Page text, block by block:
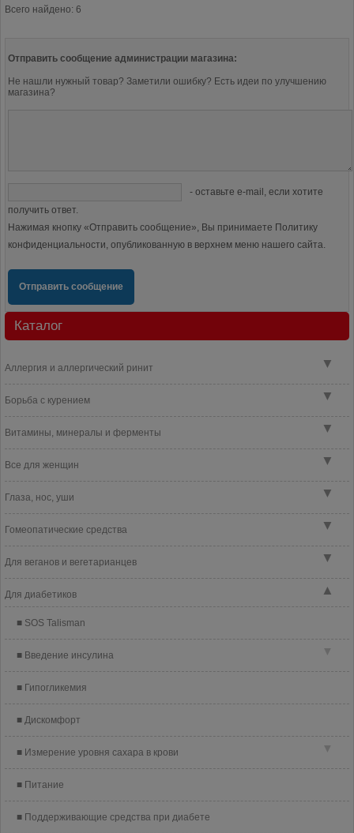
Всего найдено: 6
Отправить сообщение администрации магазина:
Не нашли нужный товар? Заметили ошибку? Есть идеи по улучшению
магазина?
- оставьте e-mail, если хотите
получить ответ.
Нажимая кнопку «Отправить сообщение», Вы принимаете Политику
конфиденциальности, опубликованную в верхнем меню нашего сайта.
Отправить сообщение
Каталог
▼
Аллергия и аллергический ринит
▼
Борьба с курением
▼
Витамины, минералы и ферменты
▼
Все для женщин
▼
Глаза, нос, уши
▼
Гомеопатические средства
▼
Для веганов и вегетарианцев
▲
Для диабетиков
SOS Talisman
▼
Введение инсулина
Гипогликемия
Дискомфорт
▼
Измерение уровня сахара в крови
Питание
Поддерживающие средства при диабете